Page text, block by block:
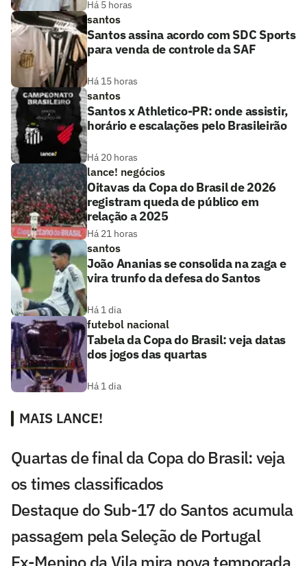
Há 5 horas
santos
Santos assina acordo com SDC Sports
para venda de controle da SAF
Há 15 horas
santos
Santos x Athletico-PR: onde assistir,
horário e escalações pelo Brasileirão
Há 20 horas
lance! negócios
Oitavas da Copa do Brasil de 2026
registram queda de público em
relação a 2025
Há 21 horas
santos
João Ananias se consolida na zaga e
vira trunfo da defesa do Santos
Há 1 dia
futebol nacional
Tabela da Copa do Brasil: veja datas
dos jogos das quartas
Há 1 dia
MAIS LANCE!
Quartas de final da Copa do Brasil: veja
os times classificados
Destaque do Sub-17 do Santos acumula
passagem pela Seleção de Portugal